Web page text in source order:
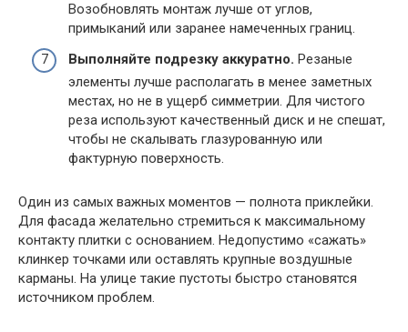
Возобновлять монтаж лучше от углов,
примыканий или заранее намеченных границ.
Выполняйте подрезку аккуратно. Резаные
элементы лучше располагать в менее заметных
местах, но не в ущерб симметрии. Для чистого
реза используют качественный диск и не спешат,
чтобы не скалывать глазурованную или
фактурную поверхность.
Один из самых важных моментов — полнота приклейки.
Для фасада желательно стремиться к максимальному
контакту плитки с основанием. Недопустимо «сажать»
клинкер точками или оставлять крупные воздушные
карманы. На улице такие пустоты быстро становятся
источником проблем.